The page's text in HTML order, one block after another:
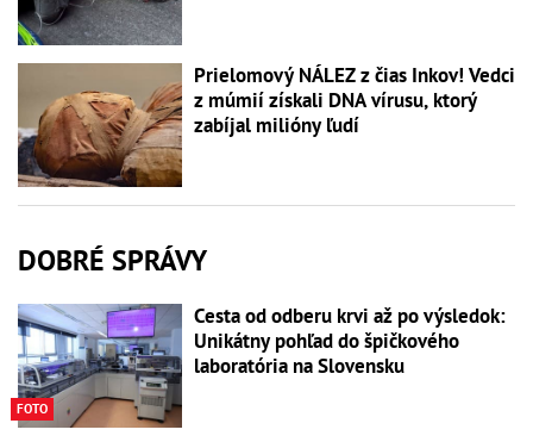
Prielomový NÁLEZ z čias Inkov! Vedci
z múmií získali DNA vírusu, ktorý
zabíjal milióny ľudí
DOBRÉ SPRÁVY
FOTO
Cesta od odberu krvi až po výsledok:
Unikátny pohľad do špičkového
laboratória na Slovensku